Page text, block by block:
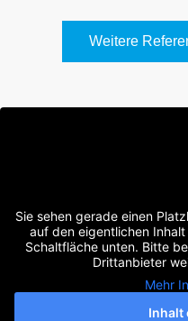
Weitere
Sie sehen gerade einen
auf den eigentlichen
Schaltfläche unten. Bitte
Drittanbieter
Mehr
Inhalt